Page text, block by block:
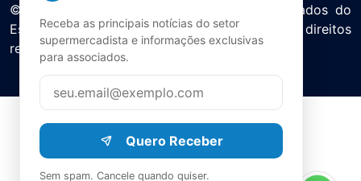
Receba as principais notícias do setor
supermercadista e informações exclusivas
para associados.
Quero Receber
Sem spam. Cancele quando quiser.
© 2025 ASERJ – Associação de Supermercados do
Estado do Rio de Janeiro. Todos os direitos
reservados.